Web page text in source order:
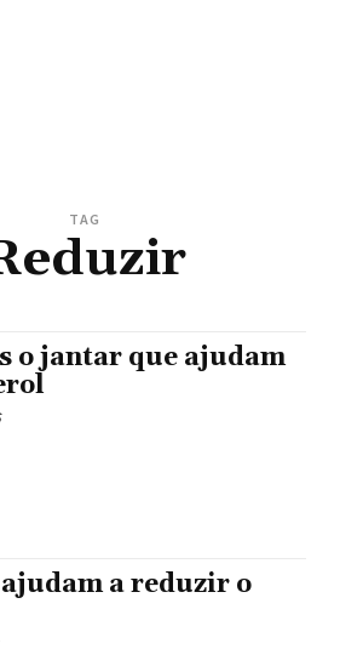
TAG
o jantar que ajudam
a reduzir o